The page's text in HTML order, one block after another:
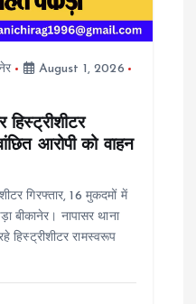
August 1, 2026
आरोपी को वाहन
गिरफ्तार, 16 मुकदमों में
बीकानेर। नापासर थाना
रामस्वरूप